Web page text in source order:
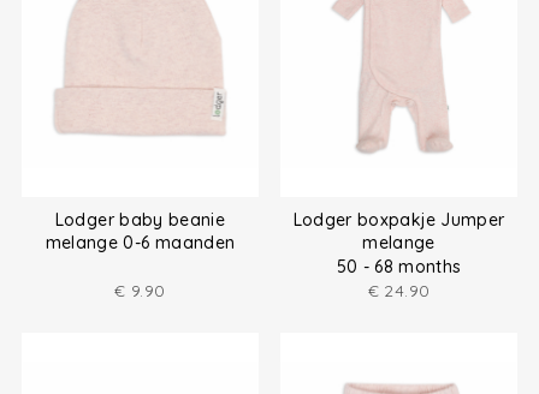
Lodger baby beanie
melange 0-6 maanden
€ 9.90
Lodger boxpakje Jumper
melange
50 - 68 months
€ 24.90